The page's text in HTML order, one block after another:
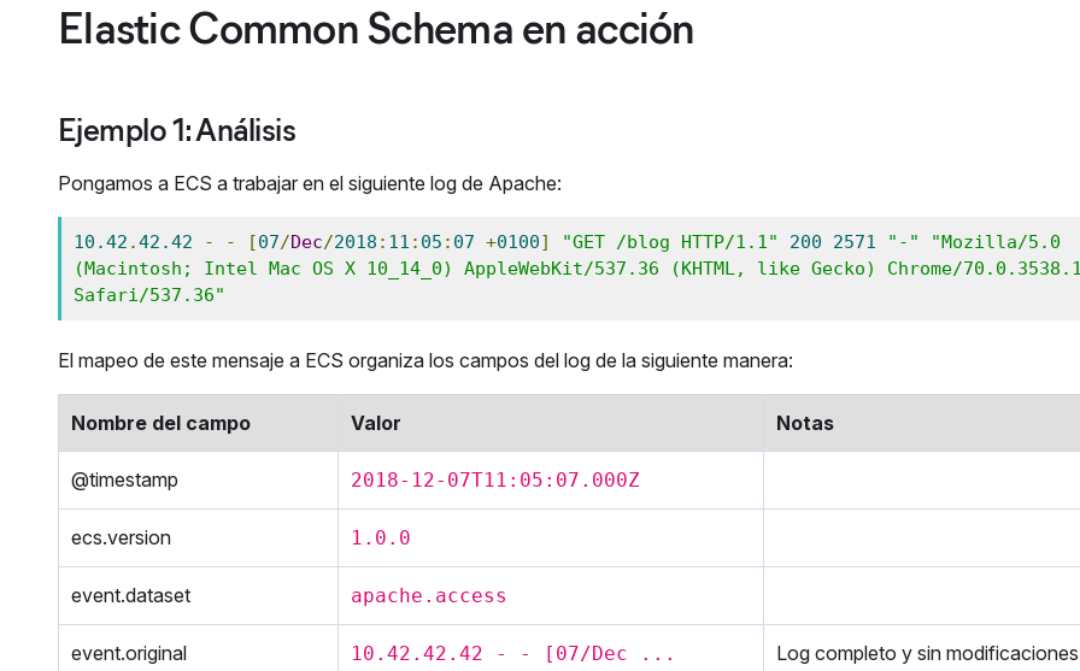
Elastic Common Schema en acción
Ejemplo 1: Análisis
Pongamos a ECS a trabajar en el siguiente log de Apache:
10.42 .42.42 - - [07/Dec/2018 : 11 : 05 : 07 +0100] "GET /blog HTTP/1.1" 200 2571 "-"
"Mozilla/5.0
(Macintosh; Intel Mac OS X 10_14_0) AppleWebKit/537.36 (KHTML, like Gecko) Chrome/
Safari/537.36"
El mapeo de este mensaje a ECS organiza los campos del log de la siguiente manera:
Nombre del campo Valor Notas
@timestamp 2018-12-07T11:05:07.000Z
ecs.version 1.0.0
event.dataset apache.access
event.original 10.42.42.42 - - [07/Dec ...
Log completo y sin